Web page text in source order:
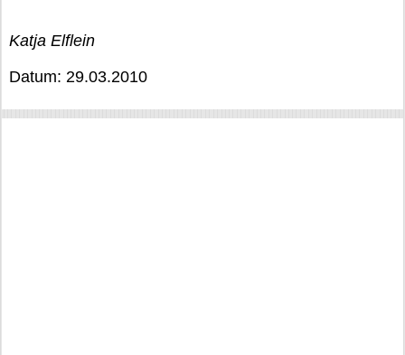
Katja Elflein
Datum: 29.03.2010